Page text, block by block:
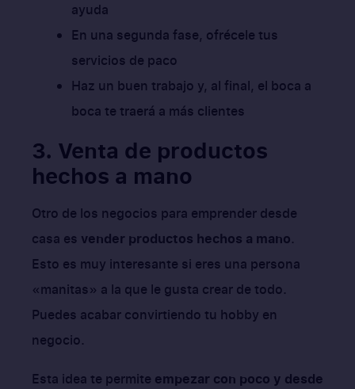
ayuda
En una segunda fase, ofrécele tus
servicios de paco
Haz un buen trabajo y, al final, el boca a
boca te traerá a más clientes
3. Venta de productos
hechos a mano
Otro de los negocios para emprender desde
casa es vender productos hechos a mano.
Esto es muy interesante si eres una persona
«manitas» a la que le gusta crear de todo.
Puedes acabar convirtiendo tu hobby en
negocio.
Esta idea te permite empezar con poco y desde